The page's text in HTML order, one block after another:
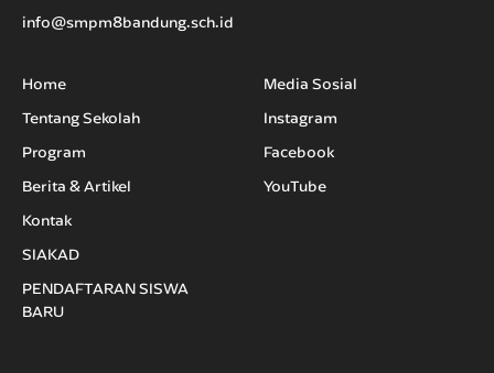
info@smpm8bandung.sch.id
Home
Tentang Sekolah
Program
Berita & Artikel
Kontak
SIAKAD
PENDAFTARAN SISWA
BARU
Media Sosial
Instagram
Facebook
YouTube